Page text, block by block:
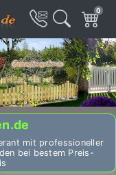
0
mit professioneller
bei bestem Preis-